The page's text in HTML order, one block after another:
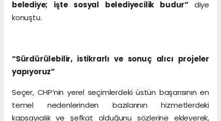
belediye; işte sosyal belediyecilik budur” diye
konuştu.
“Sürdürülebilir, istikrarlı ve sonuç alıcı projeler
yapıyoruz”
Seçer, CHP’nin yerel seçimlerdeki üstün başarısının en
temel nedenlerinden bazılarının hizmetlerdeki
kapsayıcılık ve şefkat olduğunu sözlerine ekleyerek,